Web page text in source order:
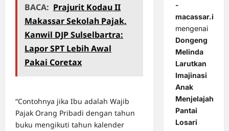
BACA: Prajurit Kodau II
Makassar Sekolah Pajak,
Kanwil DJP Sulselbartra:
Lapor SPT Lebih Awal
Pakai Coretax
“Contohnya jika Ibu adalah Wajib
Pajak Orang Pribadi dengan tahun
buku mengikuti tahun kalender
-
macassar.id
mengenai
Dongeng
Melinda
Larutkan
Imajinasi
Anak
Menjelajah
Pantai
Losari